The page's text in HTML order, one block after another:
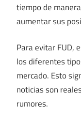
tiempo de
aumentar sus
Para evitar FUD,
los diferentes
mercado. Esto
noticias son
rumores.